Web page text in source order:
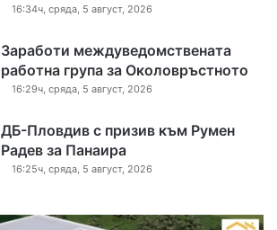
16:34ч, сряда, 5 август, 2026
Заработи междуведомствената
работна група за Околовръстното
16:29ч, сряда, 5 август, 2026
ДБ-Пловдив с призив към Румен
Радев за Панаира
16:25ч, сряда, 5 август, 2026